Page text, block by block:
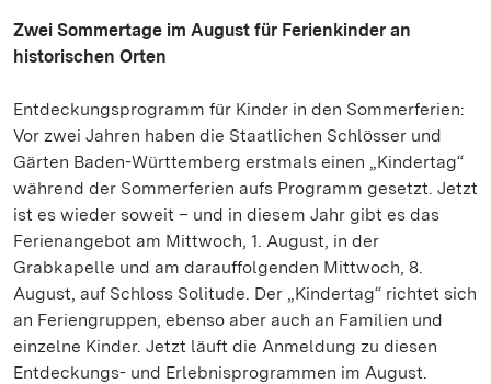
Zwei Sommertage im August für Ferienkinder an
historischen Orten
Entdeckungsprogramm für Kinder in den Sommerferien:
Vor zwei Jahren haben die Staatlichen Schlösser und
Gärten Baden-Württemberg erstmals einen „Kindertag“
während der Sommerferien aufs Programm gesetzt. Jetzt
ist es wieder soweit – und in diesem Jahr gibt es das
Ferienangebot am Mittwoch, 1. August, in der
Grabkapelle und am darauffolgenden Mittwoch, 8.
August, auf Schloss Solitude. Der „Kindertag“ richtet sich
an Feriengruppen, ebenso aber auch an Familien und
einzelne Kinder. Jetzt läuft die Anmeldung zu diesen
Entdeckungs- und Erlebnisprogrammen im August.